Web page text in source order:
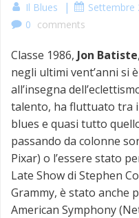
Il Blues | Settembre
0 comments
Classe 1986, Jon Batiste
negli ultimi vent’anni si
all’insegna
talento, ha fluttuato tra
blues e quasi tutto
passando da colonne
Pixar) o l’essere stato
Late Show di Stephen
Grammy, è stato anche
American Symphony